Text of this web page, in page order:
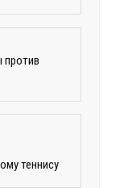
против
теннису